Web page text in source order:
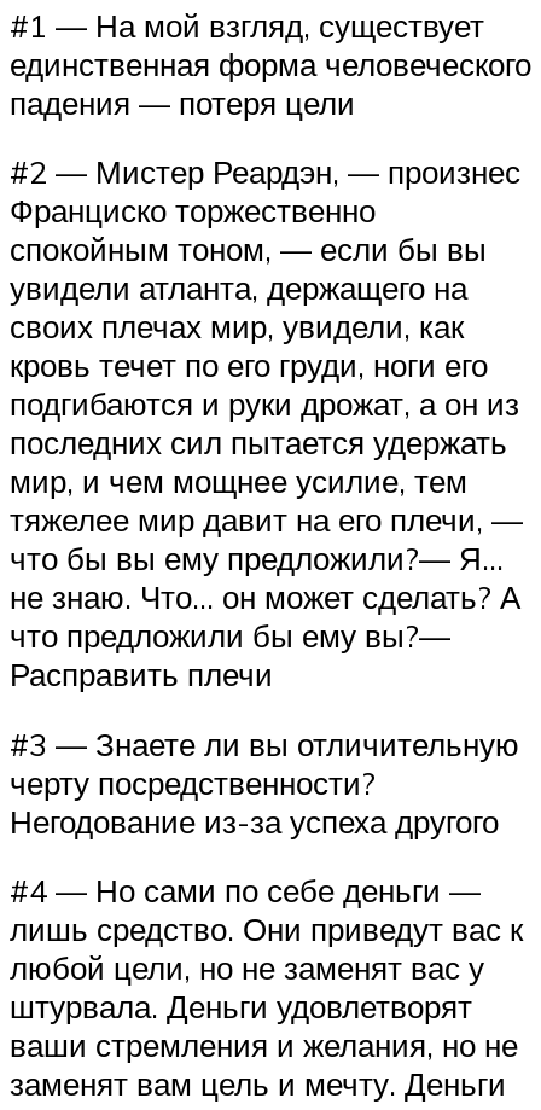
#1 — На мой взгляд, существует
единственная форма человеческого
падения — потеря цели
#2 — Мистер Реардэн, — произнес
Франциско торжественно
спокойным тоном, — если бы вы
увидели атланта, держащего на
своих плечах мир, увидели, как
кровь течет по его груди, ноги его
подгибаются и руки дрожат, а он из
последних сил пытается удержать
мир, и чем мощнее усилие, тем
тяжелее мир давит на его плечи, —
что бы вы ему предложили?— Я…
не знаю. Что… он может сделать? А
что предложили бы ему вы?—
Расправить плечи
#3 — Знаете ли вы отличительную
черту посредственности?
Негодование из-за успеха другого
#4 — Но сами по себе деньги —
лишь средство. Они приведут вас к
любой цели, но не заменят вас у
штурвала. Деньги удовлетворят
ваши стремления и желания, но не
заменят вам цель и мечту. Деньги